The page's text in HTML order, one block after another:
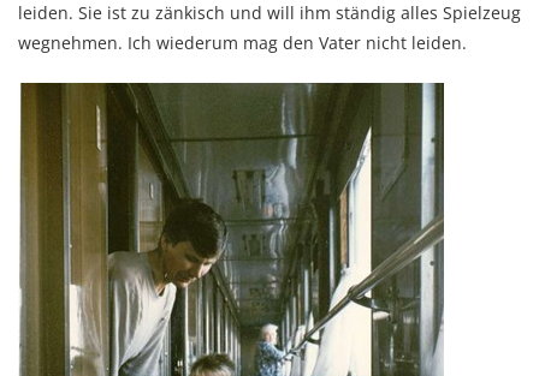
leiden. Sie ist zu zänkisch und will ihm ständig alles Spielzeug
wegnehmen. Ich wiederum mag den Vater nicht leiden.